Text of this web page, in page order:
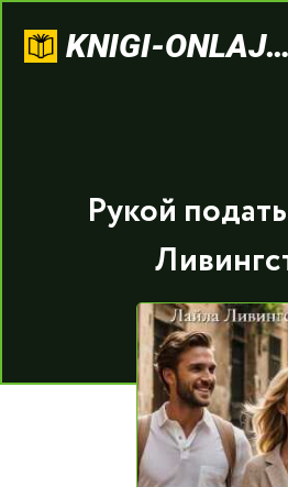
KNIGI-ONLAJN.COM
Рукой